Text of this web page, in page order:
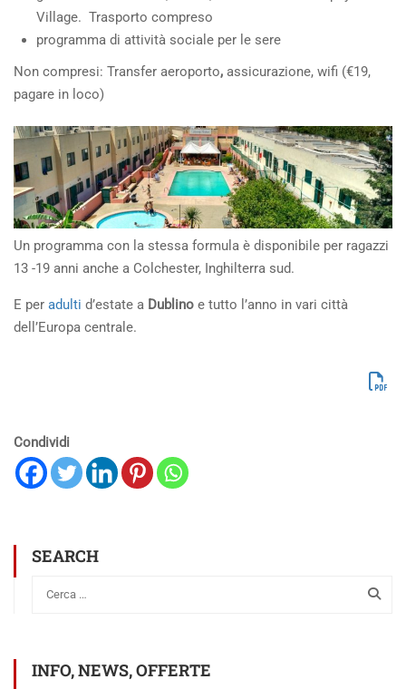
Village. Trasporto compreso
programma di attività sociale per le sere
Non compresi: Transfer aeroporto, assicurazione, wifi (€19,
pagare in loco)
Un programma con la stessa formula è disponibile per ragazzi
13 -19 anni anche a Colchester, Inghilterra sud.
E per adulti d’estate a Dublino e tutto l’anno in vari città
dell’Europa centrale.
Condividi
SEARCH
INFO, NEWS, OFFERTE